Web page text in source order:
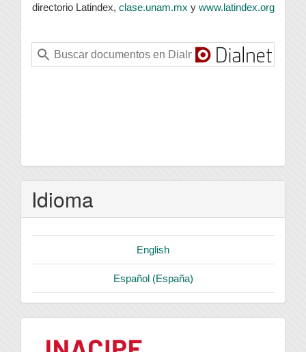
directorio Latindex, clase.unam.mx y www.latindex.org
Idioma
English
Español (España)
logo